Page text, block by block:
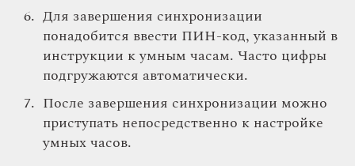
Для завершения синхронизации
понадобится ввести ПИН-код, указанный в
инструкции к умным часам. Часто цифры
подгружаются автоматически.
После завершения синхронизации можно
приступать непосредственно к настройке
умных часов.